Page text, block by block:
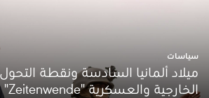
سياسات
ميلاد ألمانيا السادسة ونقطة
الخارجية والعسكرية "Zeitenwende"